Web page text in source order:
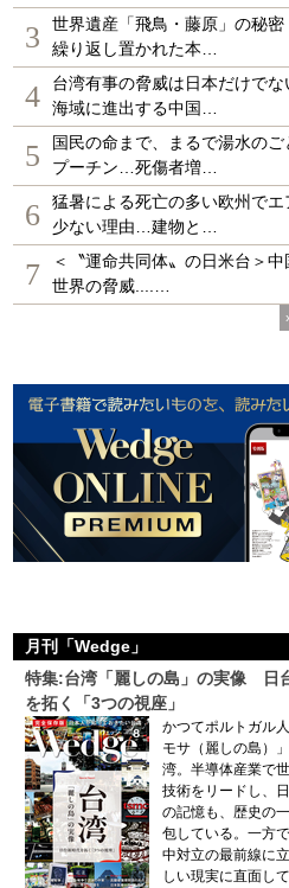
3
世界遺産「飛鳥・藤原」の秘
繰り返し置かれた本…
4
台湾有事の脅威は日本だけで
海域に進出する中国…
5
国民の命まで、まるで湯水のご
プーチン…死傷者増…
6
猛暑による死亡の多い欧州でエ
少ない理由…建物と…
7
＜〝運命共同体〟の日米台＞
世界の脅威....…
月刊「Wedge」
特集:台湾「麗しの島」の実像 日
を拓く「3つの視座」
かつてポルトガル
モサ（麗しの島）
湾。半導体産業で
技術をリードし、
の記憶も、歴史の
包している。一方
中対立の最前線に
しい現実に直面し